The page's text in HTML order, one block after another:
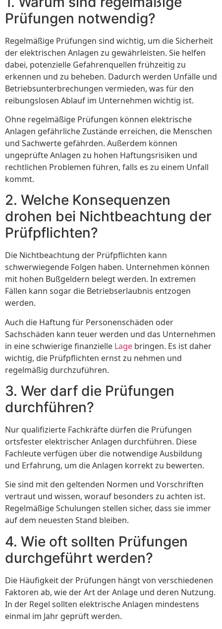
Prüfungen notwendig?
Regelmäßige Prüfungen sind wichtig, um die Sicherheit
der elektrischen Anlagen zu gewährleisten. Sie helfen
dabei, potenzielle Gefahrenquellen frühzeitig zu
erkennen und zu beheben. Dadurch werden Unfälle und
Betriebsunterbrechungen vermieden, was für den
reibungslosen Ablauf im Unternehmen wichtig ist.
Ohne regelmäßige Prüfungen können elektrische
Anlagen gefährliche Zustände erreichen, die Menschen
und Sachwerte gefährden. Außerdem können
ungeprüfte Anlagen zu hohen Haftungsrisiken und
rechtlichen Problemen führen, falls es zu einem Unfall
kommt.
2. Welche Konsequenzen
drohen bei Nichtbeachtung der
Prüfpflichten?
Die Nichtbeachtung der Prüfpflichten kann
schwerwiegende Folgen haben. Unternehmen können
mit hohen Bußgeldern belegt werden. In extremen
Fällen kann sogar die Betriebserlaubnis entzogen
werden.
Auch die Haftung für Personenschäden oder
Sachschäden kann teuer werden und das Unternehmen
in eine schwierige finanzielle Lage bringen. Es ist daher
wichtig, die Prüfpflichten ernst zu nehmen und
regelmäßig durchzuführen.
3. Wer darf die Prüfungen
durchführen?
Nur qualifizierte Fachkräfte dürfen die Prüfungen
ortsfester elektrischer Anlagen durchführen. Diese
Fachleute verfügen über die notwendige Ausbildung
und Erfahrung, um die Anlagen korrekt zu bewerten.
Sie sind mit den geltenden Normen und Vorschriften
vertraut und wissen, worauf besonders zu achten ist.
Regelmäßige Schulungen stellen sicher, dass sie immer
auf dem neuesten Stand bleiben.
4. Wie oft sollten Prüfungen
durchgeführt werden?
Die Häufigkeit der Prüfungen hängt von verschiedenen
Faktoren ab, wie der Art der Anlage und deren Nutzung.
In der Regel sollten elektrische Anlagen mindestens
einmal im Jahr geprüft werden.